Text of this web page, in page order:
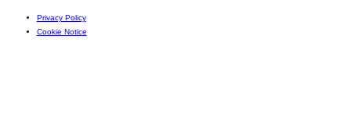
Privacy Policy
Cookie Notice